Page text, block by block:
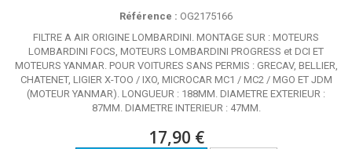
Référence : OG2175166
FILTRE A AIR ORIGINE LOMBARDINI. MONTAGE SUR : MOTEURS
LOMBARDINI FOCS, MOTEURS LOMBARDINI PROGRESS et DCI ET
MOTEURS YANMAR. POUR VOITURES SANS PERMIS : GRECAV, BELLIER,
CHATENET, LIGIER X-TOO / IXO, MICROCAR MC1 / MC2 / MGO ET JDM
(MOTEUR YANMAR). LONGUEUR : 188MM. DIAMETRE EXTERIEUR :
87MM. DIAMETRE INTERIEUR : 47MM.
17,90 €